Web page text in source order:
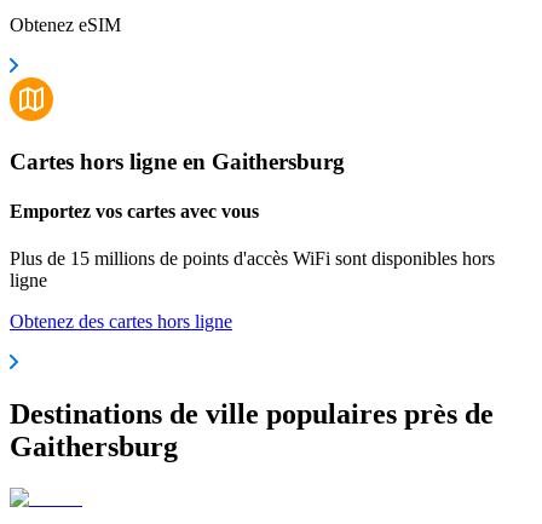
Obtenez eSIM
Cartes hors ligne en Gaithersburg
Emportez vos cartes avec vous
Plus de 15 millions de points d'accès WiFi sont disponibles hors
ligne
Obtenez des cartes hors ligne
Destinations de ville populaires près de
Gaithersburg